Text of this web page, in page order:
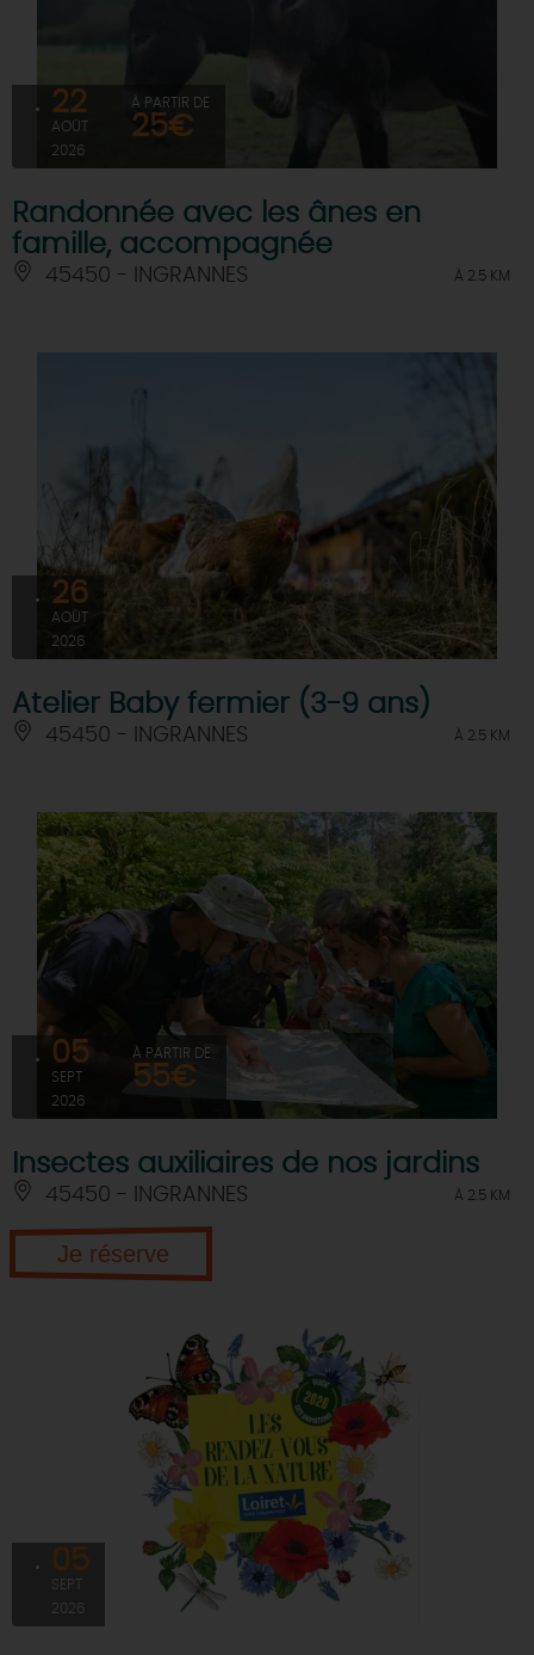
22
AOÛT
2026
À PARTIR DE
25€
Randonnée avec les ânes en
famille, accompagnée
45450 - INGRANNES À 2.5 KM
26
AOÛT
2026
Atelier Baby fermier (3-9 ans)
45450 - INGRANNES À 2.5 KM
05
SEPT
2026
À PARTIR DE
55€
Insectes auxiliaires de nos jardins
45450 - INGRANNES À 2.5 KM
Je réserve
05
SEPT
2026